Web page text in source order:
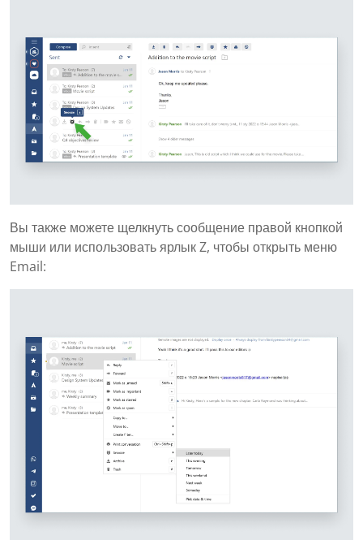
Вы также можете щелкнуть сообщение правой кнопкой
мыши или использовать ярлык Z, чтобы открыть меню
Email: